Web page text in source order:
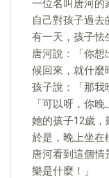
一位名叫唐河的
自己對孩子過去
有一天，孩子怯
唐河說：「你想
候回來，就什麼
孩子說：「那我
「可以呀，你
她的孩子12歲，
於是，晚上坐在
唐河看到這個情
樂是什麼！」